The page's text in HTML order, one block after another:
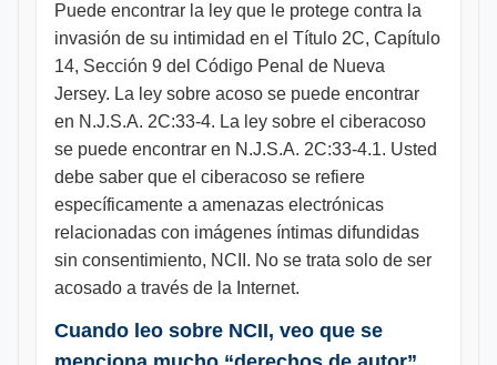
Puede encontrar la ley que le protege contra la
invasión de su intimidad en el Título 2C, Capítulo
14, Sección 9 del Código Penal de Nueva
Jersey. La ley sobre acoso se puede encontrar
en N.J.S.A. 2C:33-4. La ley sobre el ciberacoso
se puede encontrar en N.J.S.A. 2C:33-4.1. Usted
debe saber que el ciberacoso se refiere
específicamente a amenazas electrónicas
relacionadas con imágenes íntimas difundidas
sin consentimiento, NCII. No se trata solo de ser
acosado a través de la Internet.
Cuando leo sobre NCII, veo que se